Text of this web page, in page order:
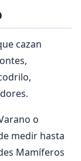
cazan
o
medir hasta
Mamíferos